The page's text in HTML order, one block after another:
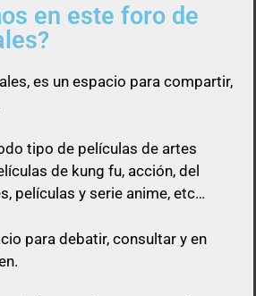
colaborar subiendo cualquier
marciales
citar en los posts a
en este foro de
, es un espacio para compartir,
tipo de películas de artes
de kung fu, acción, del
películas y serie anime, etc…
para debatir, consultar y en